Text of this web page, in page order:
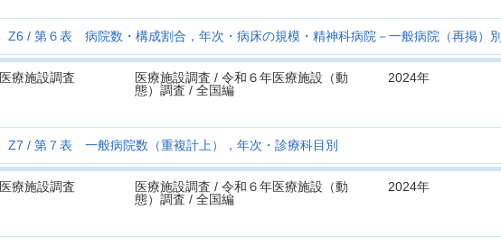
Z6 第６表 病院数・構成割合，年次・病床の規模・精神科病院－一般病院（再掲）別
医療施設調査
医療施設調査 / 令和６年医療施設（動
態）調査 / 全国編
2024年
Z7 第７表 一般病院数（重複計上），年次・診療科目別
医療施設調査
医療施設調査 / 令和６年医療施設（動
態）調査 / 全国編
2024年